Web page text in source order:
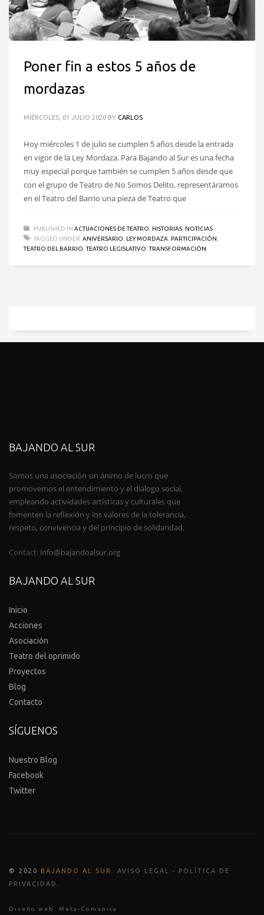
Poner fin a estos 5 años de
mordazas
MIÉRCOLES, 01 JULIO 2020 BY CARLOS
Hoy miércoles 1 de julio se cumplen 5 años desde la entrada
en vigor de la Ley Mordaza. Para Bajando al Sur es una fecha
muy especial porque también se cumplen 5 años desde que
con el grupo de Teatro de No Somos Delito, representáramos
en el Teatro del Barrio una pieza de Teatro que
PUBLISHED IN ACTUACIONES DE TEATRO HISTORIAS NOTICIAS
TAGGED UNDER:ANIVERSARIO LEY MORDAZA PARTICIPACIÓN
TEATRO DEL BARRIO ,TEATRO LEGISLATIVO ,TRANSFORMACIÓN
BAJANDO AL SUR
Somos una asociación sin ánimo de lucro que
promovemos el entendimiento y el diálogo social,
empleando actividades artísticas y culturales que
fomenten la reflexión y los valores de la tolerancia,
respeto, convivencia y del principio de solidaridad.
Contact: info@bajandoalsur.org
BAJANDO AL SUR
Inicio
Acciones
Asociación
Teatro del oprimido
Proyectos
Blog
Contacto
SÍGUENOS
Nuestro Blog
Facebook
Twitter
© 2020 BAJANDO AL SUR AVISO LEGAL - POLÍTICA DE
PRIVACIDAD .
Diseño web: Meta-Comunica